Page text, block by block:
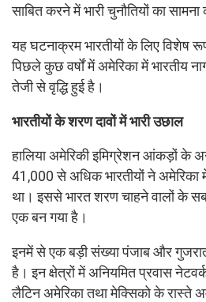
साबित करने में भारी चुनौतियों का
यह घटनाक्रम भारतीयों के लिए विशेष
पिछले कुछ वर्षों में अमेरिका में भारतीय
तेजी से वृद्धि हुई है।
भारतीयों के शरण दावों में भारी उछाल
हालिया अमेरिकी इमिग्रेशन आंकड़ों के
41,000 से अधिक भारतीयों ने
था। इससे भारत शरण चाहने वालों के
एक बन गया है।
इनमें से एक बड़ी संख्या पंजाब और
है। इन क्षेत्रों में अनियमित प्रवास
लैटिन अमेरिका तथा मेक्सिको के रास्ते